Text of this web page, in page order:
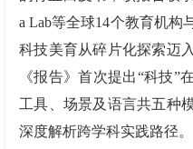
a Lab等全球14个教育机构
科技美育从碎片化探索迈
《报告》首次提出“科技”
工具、场景及语言共五种
深度解析跨学科实践路径。